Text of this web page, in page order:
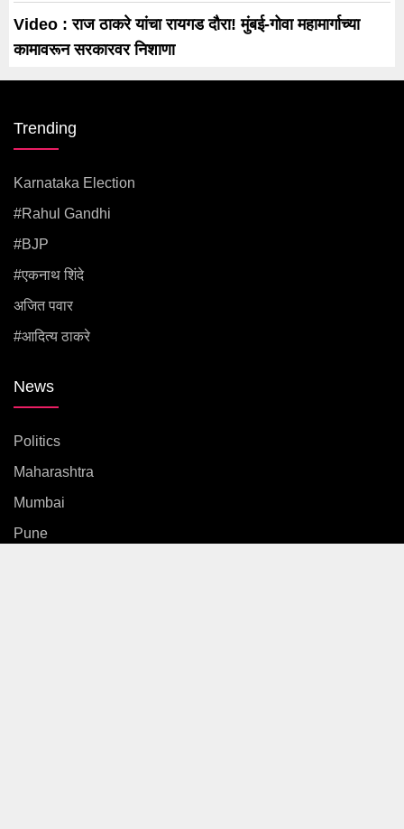
Video : राज ठाकरे यांचा रायगड दौरा! मुंबई-गोवा महामार्गाच्या
कामावरून सरकारवर निशाणा
Trending
Karnataka Election
#rahul Gandhi
#BJP
#एकनाथ शिंदे
अजित पवार
#आदित्य ठाकरे
News
Politics
Maharashtra
Mumbai
Pune